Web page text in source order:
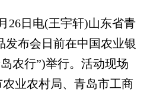
日电(王宇轩)山东省青
发布会日前在中国农业银
农行”)举行。活动现场
业农村局、青岛市工商